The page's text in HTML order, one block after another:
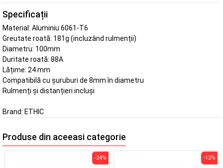
Specificații
Material: Aluminiu 6061-T6
Greutate roată: 181g (incluzând rulmenții)
Diametru: 100mm
Duritate roată: 88A
Lățime: 24 mm
Compatibilă cu șuruburi de 8mm în diametru
Rulmenți și distanțieri incluși
Brand: ETHIC
Produse din aceeasi categorie
-24% -12%